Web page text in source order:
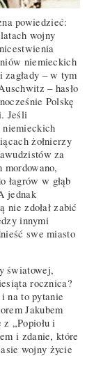
powiedzieć:
wojny
niemieckich
– w tym
– hasło
Polskę
Jeśli
żołnierzy
za
mordowano,
łagrów w głąb
jednak
zdołał zabić
innymi
swe miasto
światowej,
rocznica?
na to pytanie
Jakubem
„Popiołu i
i zdanie, które
wojny życie